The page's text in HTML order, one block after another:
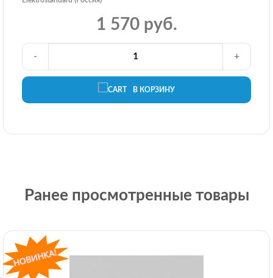
1 570 руб.
В КОРЗИНУ
- +
Ранее просмотренные товары